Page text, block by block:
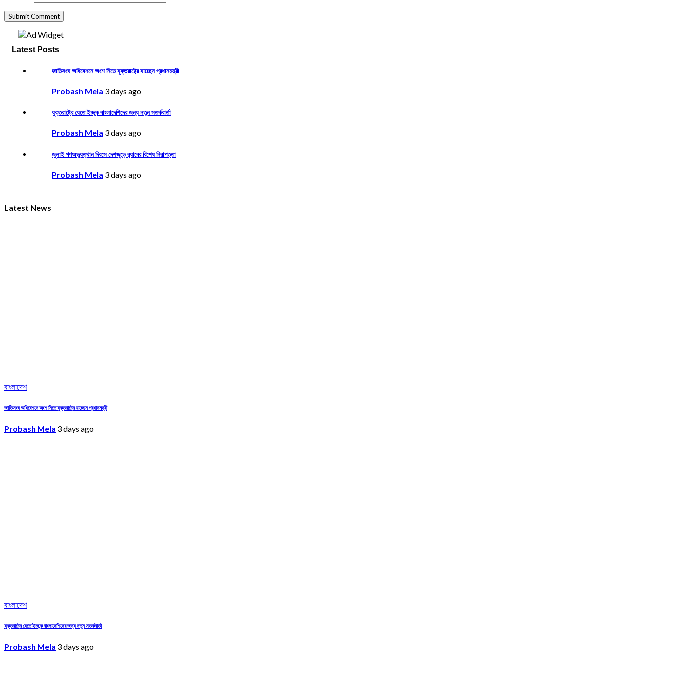
Latest Posts
জাতিসংঘ অধিবেশনে অংশ নিতে যুক্তরাষ্ট্রে যাচ্ছেন প্রধানমন্ত্রী
Probash Mela 3 days ago
যুক্তরাষ্ট্রে যেতে ইচ্ছুক বাংলাদেশিদের জন্য নতুন সতর্কবার্তা
Probash Mela 3 days ago
জুলাই গণঅভ্যুত্থান দিবসে দেশজুড়ে র‌্যাবের বিশেষ নিরাপত্তা
Probash Mela 3 days ago
Latest News
বাংলাদেশ
জাতিসংঘ অধিবেশনে অংশ নিতে যুক্তরাষ্ট্রে যাচ্ছেন প্রধানমন্ত্রী
Probash Mela 3 days ago
বাংলাদেশ
যুক্তরাষ্ট্রে যেতে ইচ্ছুক বাংলাদেশিদের জন্য নতুন সতর্কবার্তা
Probash Mela 3 days ago